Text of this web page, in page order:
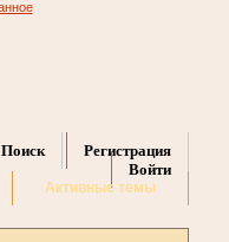
Поиск
Регистрация
Войти
Активные темы